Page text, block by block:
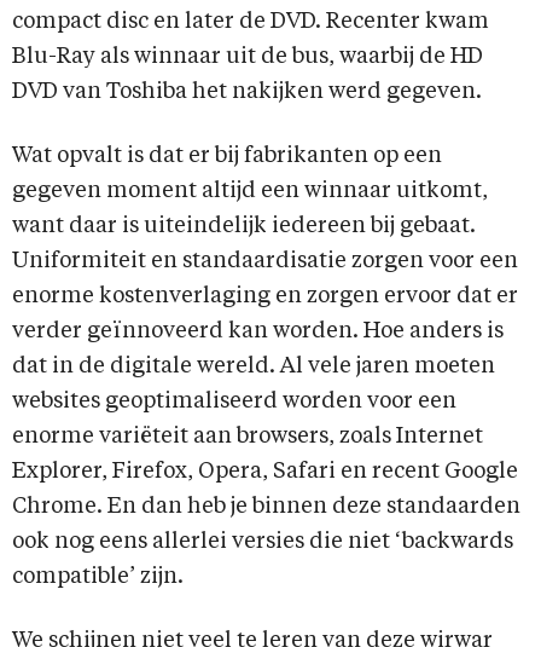
compact disc en later de DVD. Recenter kwam
Blu-Ray als winnaar uit de bus, waarbij de HD
DVD van Toshiba het nakijken werd gegeven.
Wat opvalt is dat er bij fabrikanten op een
gegeven moment altijd een winnaar uitkomt,
want daar is uiteindelijk iedereen bij gebaat.
Uniformiteit en standaardisatie zorgen voor een
enorme kostenverlaging en zorgen ervoor dat er
verder geïnnoveerd kan worden. Hoe anders is
dat in de digitale wereld. Al vele jaren moeten
websites geoptimaliseerd worden voor een
enorme variëteit aan browsers, zoals Internet
Explorer, Firefox, Opera, Safari en recent Google
Chrome. En dan heb je binnen deze standaarden
ook nog eens allerlei versies die niet ‘backwards
compatible’ zijn.
We schijnen niet veel te leren van deze wirwar